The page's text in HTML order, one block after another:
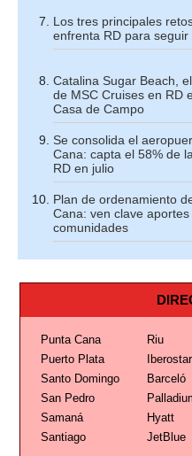
Los tres principales
enfrenta RD para seguir
Catalina Sugar Beach,
de MSC Cruises en RD
Casa de Campo
Se consolida el
Cana: capta el 58% de
RD en julio
Plan de ordenamiento
Cana: ven clave
comunidades
Punta Cana Riu
Puerto Plata
Iberostar
Santo Domingo
Barceló
San Pedro
Samaná
Hyatt
Santiago
JetBlue